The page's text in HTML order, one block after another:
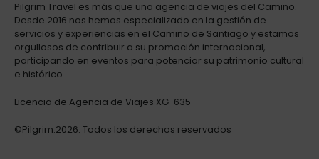
Pilgrim Travel es más que una agencia de viajes del Camino.
Desde 2016 nos hemos especializado en la gestión de
servicios y experiencias en el Camino de Santiago y estamos
orgullosos de contribuir a su promoción internacional,
participando en eventos para potenciar su patrimonio cultural
e histórico.
Licencia de Agencia de Viajes XG-635
©Pilgrim.2026. Todos los derechos reservados